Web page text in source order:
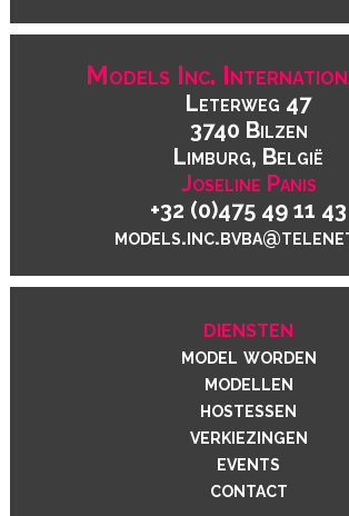
Models Inc.
Leterweg 47
3740 Bilzen
Limburg, België
Joseline Panis
+32 (0)475 49 11 43
diensten
model worden
modellen
hostessen
verkiezingen
events
contact